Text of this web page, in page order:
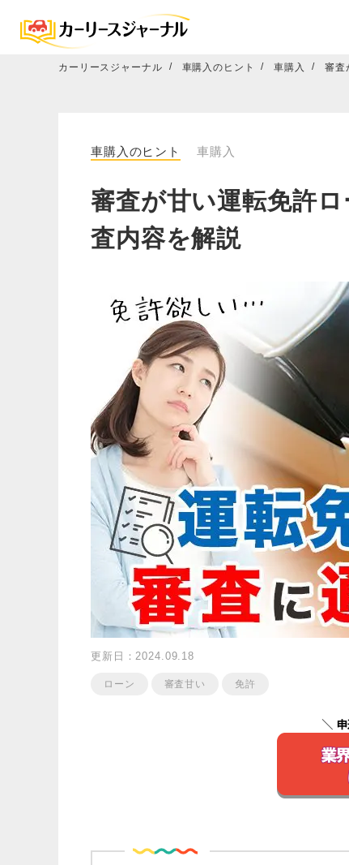
カーリースジャーナル 車購入のヒント 車購入 審査
車購入のヒント 車購入
審査が甘い運転免許
査内容を解説
更新日：2024.09.18
ローン 審査甘い 免許